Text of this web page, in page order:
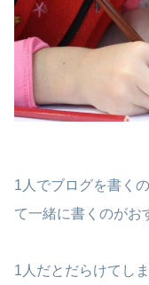
1人でブログを書く
て一緒に書くのがお
1人だとだらけてし